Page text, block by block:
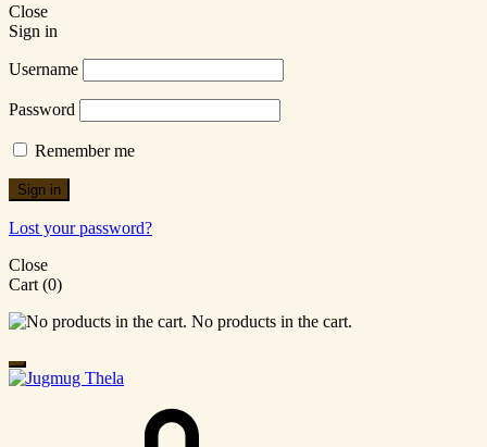
Close
Sign in
Username
Password
Remember me
Sign in
Lost your password?
Close
Cart (0)
No products in the cart.